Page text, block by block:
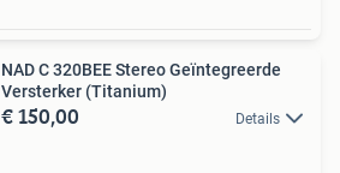
NAD C 320BEE Stereo Geïntegreerde
Versterker (Titanium)
€ 150,00 Details